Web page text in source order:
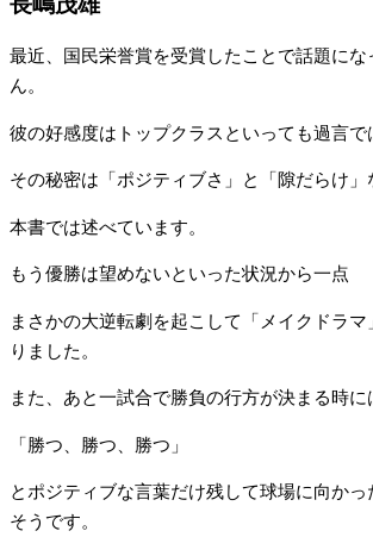
最近、国民栄誉賞を受賞したことで話題にな
ん。
彼の好感度はトップクラスといっても過言で
その秘密は「ポジティブさ」と「隙だらけ」
本書では述べています。
もう優勝は望めないといった状況から一点
まさかの大逆転劇を起こして「メイクドラ
りました。
また、あと一試合で勝負の行方が決まる時に
「勝つ、勝つ、勝つ」
とポジティブな言葉だけ残して球場に向かっ
そうです。